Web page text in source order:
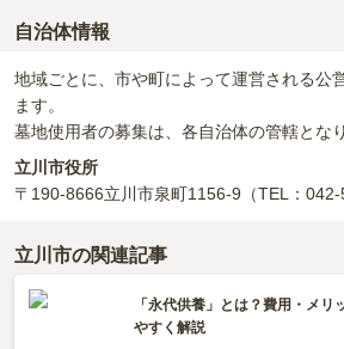
自治体情報
地域ごとに、市や町によって運営される公
ます。
墓地使用者の募集は、各自治体の管轄とな
立川市役所
〒190-8666立川市泉町1156-9 （TEL：042-
立川市の関連記事
「永代供養」とは？費用・メリ
やすく解説